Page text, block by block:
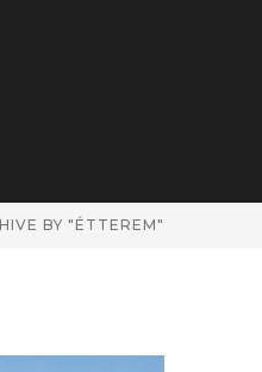
BY "ÉTTEREM"